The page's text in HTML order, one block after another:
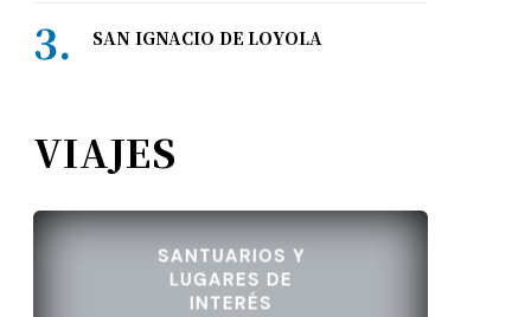
SAN IGNACIO DE LOYOLA
VIAJES
SANTUARIOS Y
LUGARES DE
INTERÉS